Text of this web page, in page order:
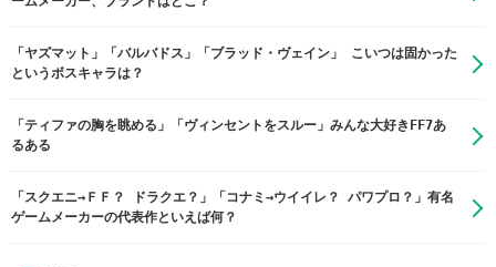
「ヤズマット」「バルバドス」「ブラッド・ヴェイン」 こいつは固かった
というボスキャラは？
「ティファの胸を眺める」「ヴィンセントをスルー」みんな大好きFF7あ
るある
「スクエニ→ＦＦ？ ドラクエ？」「コナミ→ウイイレ？ パワプロ？」有名
ゲームメーカーの代表作といえば何？